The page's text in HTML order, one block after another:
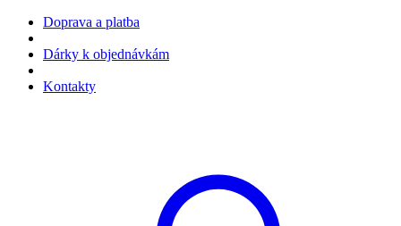
Doprava a platba
Dárky k objednávkám
Kontakty